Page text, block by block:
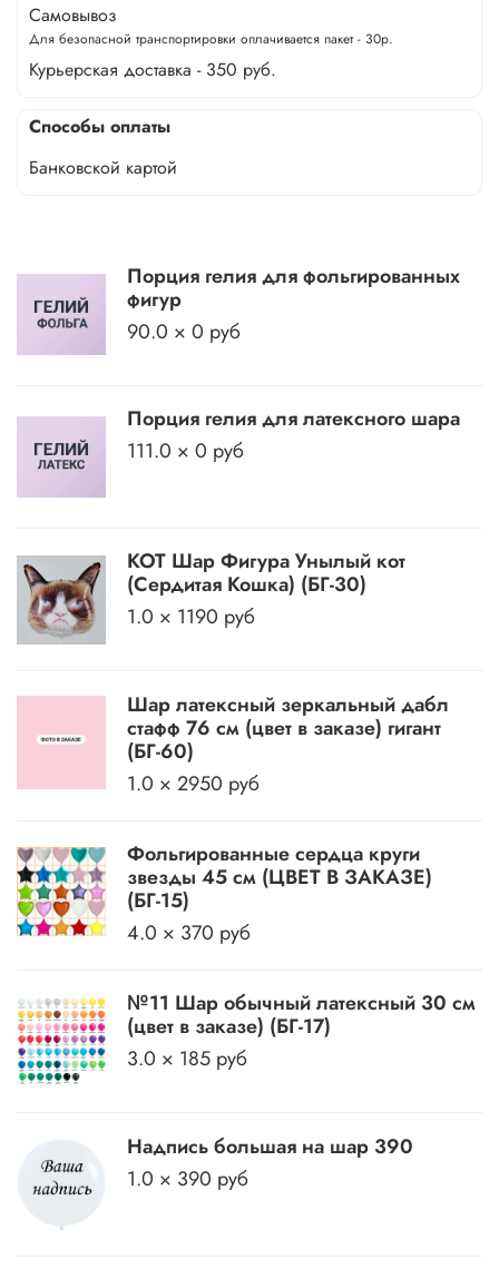
Самовывоз
Для безопасной транспортировки оплачивается пакет - 30р.
Курьерская доставка - 350 руб.
Способы оплаты
Банковской картой
Порция гелия для фольгированных
фигур
90.0 × 0 руб
Порция гелия для латексного шара
111.0 × 0 руб
КОТ Шар Фигура Унылый кот
(Сердитая Кошка) (БГ-30)
1.0 × 1190 руб
Шар латексный зеркальный дабл
стафф 76 см (цвет в заказе) гигант
(БГ-60)
1.0 × 2950 руб
Фольгированные сердца круги
звезды 45 см (ЦВЕТ В ЗАКАЗЕ)
(БГ-15)
4.0 × 370 руб
№11 Шар обычный латексный 30 см
(цвет в заказе) (БГ-17)
3.0 × 185 руб
Надпись большая на шар 390
1.0 × 390 руб